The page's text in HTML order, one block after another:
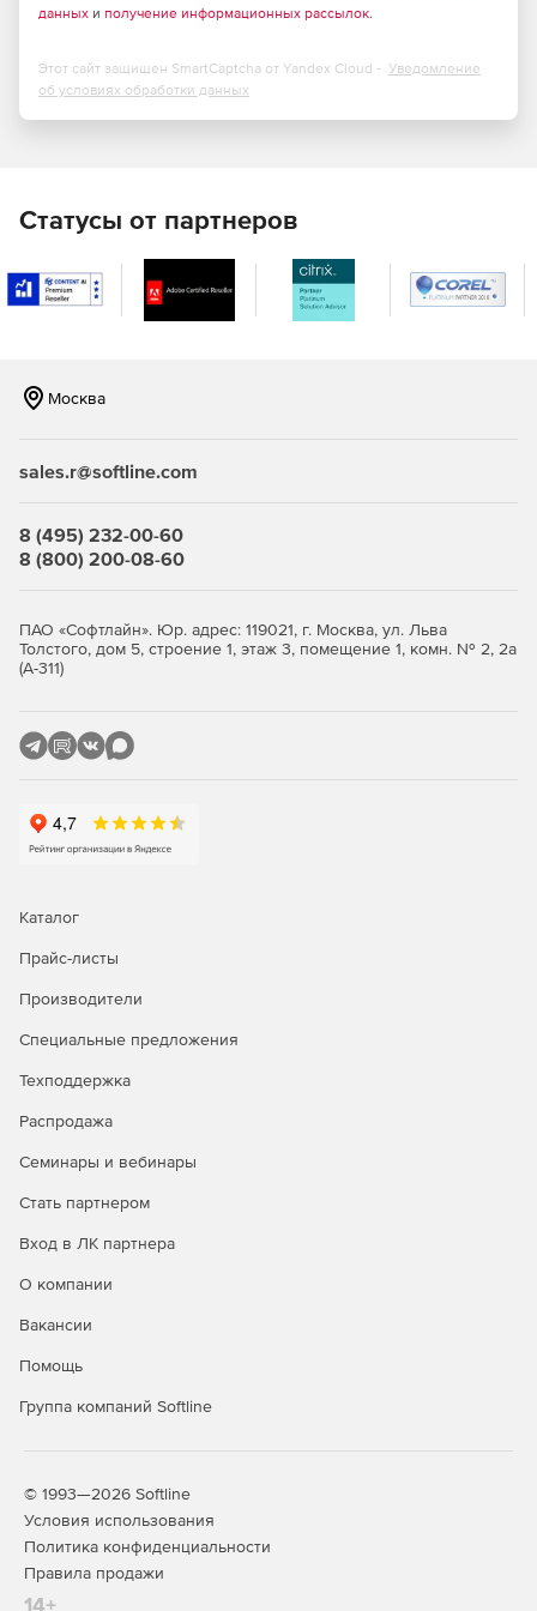
Высокая скорость обработки информации.
управления данными на крупном инжиниринговом
предприятии с распределенной структурой.
Ключевые функции
параметров.
подписи TDMS и квалифицированной электронной
подписи.
БДматериально-технических ресурсов, ну вербальные
Управление проектами
графиков с опцией планирования задействования
Проектирование, симуляция и адаптация различных
гибкими настройками, опцией привлечения разных
Автоматизация выгрузки документации в
передачи на экспертизу в государственные органы.
Работа с внешними подрядными организациями за
счет доступа к внешнему серверу системы TDMS.
Контроль сроков проектирования и реализации
управления проектами.
Автоматизированное создание наименований и
шифров различных видов документов на базе
системных справочников и принятых стандартов.
данных и получение информационных рассылок.
Этот сайт защищен SmartCaptcha от Yandex Cloud - Уведомление
об условиях обработки данных
Статусы от партнеров
Москва
sales.r@softline.com
8 (495) 232-00-60
8 (800) 200-08-60
ПАО «Софтлайн». Юр. адрес: 119021, г. Москва, ул. Льва
Толстого, дом 5, строение 1, этаж 3, помещение 1, комн. № 2, 2а
(А-311)
Каталог
Прайс-листы
Производители
Специальные предложения
Техподдержка
Распродажа
Семинары и вебинары
Стать партнером
Вход в ЛК партнера
О компании
Вакансии
Помощь
Группа компаний Softline
© 1993—2026 Softline
Условия использования
Политика конфиденциальности
Правила продажи
14+